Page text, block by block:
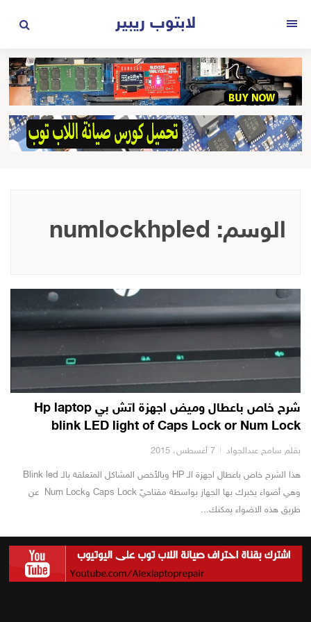
المحتوى
لابتوب ريبير
الوسم: numlockhpled
شرح خاص باعطال وميض اجهزة اتش بي Hp laptop
blink LED light of Caps Lock or Num Lock
بقلم سامح عبدالجواد 7 أغسطس، 2015
هذا الشرح خاص باعطال اجهزة الـ HP وبالأخص المشاكل المتعلقة بالـ Blink led
وهي أضواء يخبرك بها الجهاز بواسطة مفتاحيّ Caps Lock وNum Lock عن
طريق هذه الاضواء يمكنك...